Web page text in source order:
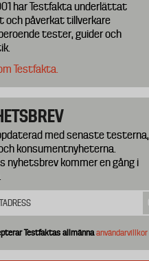
har Testfakta underlättat
och påverkat tillverkare
tester, guider och
Testfakta.
med senaste testerna,
konsumentnyheterna.
nyhetsbrev kommer en gång i
Testfaktas allmännaanvändarvillkor